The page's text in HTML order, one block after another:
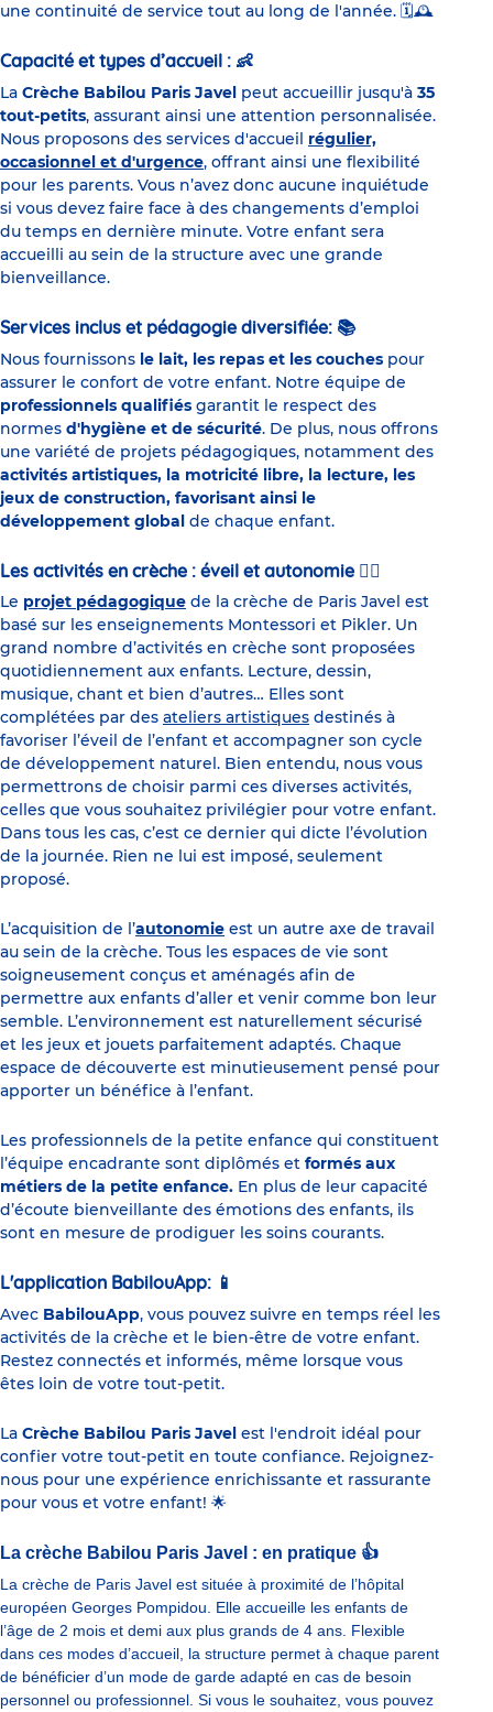
une continuité de service tout au long de l'année. 🗓️🕰️
Capacité et types d’accueil : 👶
La Crèche Babilou Paris Javel peut accueillir jusqu'à 35
tout-petits, assurant ainsi une attention personnalisée.
Nous proposons des services d'accueil régulier,
occasionnel et d'urgence, offrant ainsi une flexibilité
pour les parents. Vous n’avez donc aucune inquiétude
si vous devez faire face à des changements d’emploi
du temps en dernière minute. Votre enfant sera
accueilli au sein de la structure avec une grande
bienveillance.
Services inclus et pédagogie diversifiée: 📚
Nous fournissons le lait, les repas et les couches pour
assurer le confort de votre enfant. Notre équipe de
professionnels qualifiés garantit le respect des
normes d'hygiène et de sécurité. De plus, nous offrons
une variété de projets pédagogiques, notamment des
activités artistiques, la motricité libre, la lecture, les
jeux de construction, favorisant ainsi le
développement global de chaque enfant.
Les activités en crèche : éveil et autonomie 🤸‍♀️
Le projet pédagogique de la crèche de Paris Javel est
basé sur les enseignements Montessori et Pikler. Un
grand nombre d’activités en crèche sont proposées
quotidiennement aux enfants. Lecture, dessin,
musique, chant et bien d’autres… Elles sont
complétées par des ateliers artistiques destinés à
favoriser l’éveil de l’enfant et accompagner son cycle
de développement naturel. Bien entendu, nous vous
permettrons de choisir parmi ces diverses activités,
celles que vous souhaitez privilégier pour votre enfant.
Dans tous les cas, c’est ce dernier qui dicte l’évolution
de la journée. Rien ne lui est imposé, seulement
proposé.
L’acquisition de l’autonomie est un autre axe de travail
au sein de la crèche. Tous les espaces de vie sont
soigneusement conçus et aménagés afin de
permettre aux enfants d’aller et venir comme bon leur
semble. L’environnement est naturellement sécurisé
et les jeux et jouets parfaitement adaptés. Chaque
espace de découverte est minutieusement pensé pour
apporter un bénéfice à l’enfant.
Les professionnels de la petite enfance qui constituent
l’équipe encadrante sont diplômés et formés aux
métiers de la petite enfance. En plus de leur capacité
d’écoute bienveillante des émotions des enfants, ils
sont en mesure de prodiguer les soins courants.
L'application BabilouApp: 📱
Avec BabilouApp, vous pouvez suivre en temps réel les
activités de la crèche et le bien-être de votre enfant.
Restez connectés et informés, même lorsque vous
êtes loin de votre tout-petit.
La Crèche Babilou Paris Javel est l'endroit idéal pour
confier votre tout-petit en toute confiance. Rejoignez-
nous pour une expérience enrichissante et rassurante
pour vous et votre enfant! 🌟
La crèche Babilou Paris Javel : en pratique 👍
La crèche de Paris Javel est située à proximité de l’hôpital
européen Georges Pompidou. Elle accueille les enfants de
l’âge de 2 mois et demi aux plus grands de 4 ans. Flexible
dans ces modes d’accueil, la structure permet à chaque parent
de bénéficier d’un mode de garde adapté en cas de besoin
personnel ou professionnel. Si vous le souhaitez, vous pouvez